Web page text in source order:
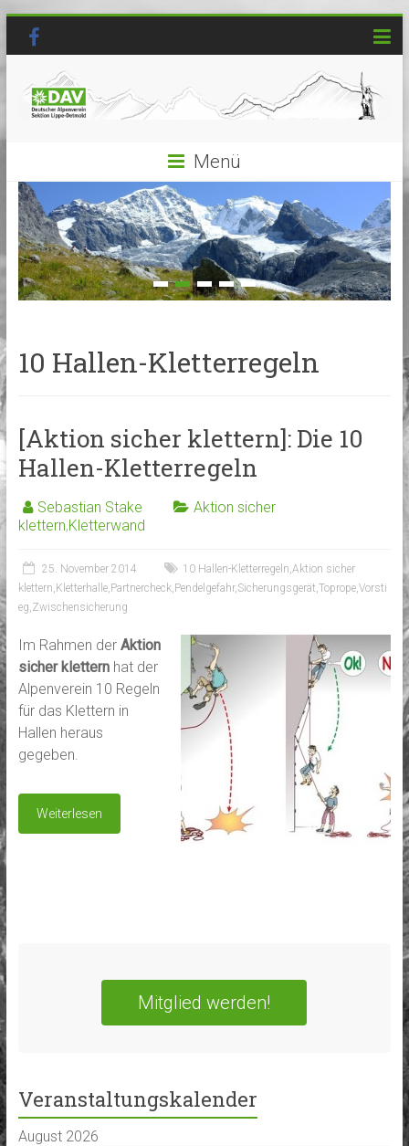
Menü
10 Hallen-Kletterregeln
[Aktion sicher klettern]: Die 10
Hallen-Kletterregeln
Sebastian Stake
Aktion sicher
klettern,Kletterwand
25. November 2014 10 Hallen-Kletterregeln Aktion sicher
klettern Kletterhalle, Partnercheck, Pendelgefahr, Sicherungsgerät Toprope, Vorsti
eg Zwischensicherung
Im Rahmen der Aktion
sicher kletternhat der
Alpenverein 10 Regeln
für das Klettern in
Hallen heraus
gegeben.
Weiterlesen
Mitglied werden!
Veranstaltungskalender
August 2026